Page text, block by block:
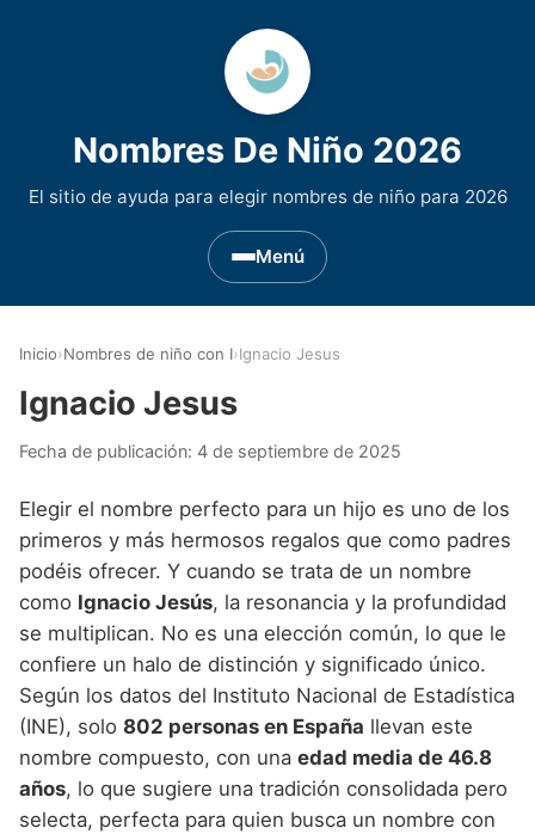
Nombres De Niño 2026
El sitio de ayuda para elegir nombres de niño para 2026
Menú
Nombres de niño que empiezan por D
Nombres de niño que empiezan por E
Nombres de niño que empiezan por F
Nombres de niño que empiezan por G
Nombres de niño que empiezan por H
Nombres de niño que empiezan por I
Nombres de niño que empiezan por J
Nombres de Niño Asturianos
Nombres de Niño Baleares
Nombres de Niño Canarios
Nombres de Niño Cantabros
Nombres de Niño Catalanes
Nombres de Niño Extremeños
Nombres de Niño Celtas
Nombres de Niño Egipcios
Nombres de Niño Griegos
Nombres de Niño Mitologicos
Nombres de Niño Romanos
Nombres de Niño Vikingos
Nombres de Niño Alemanes
Nombres de Niño Americanos
Nombres de Niño Arabes
Nombres de Niño Chinos
Nombres de Niño Franceses
Nombres de Niño Hispanoamericanos
Nombres de Niño Ingleses
Buscar
Inicio›Nombres de niño con I›Ignacio Jesus
Ignacio Jesus
Fecha de publicación: 4 de septiembre de 2025
Elegir el nombre perfecto para un hijo es uno de los
primeros y más hermosos regalos que como padres
podéis ofrecer. Y cuando se trata de un nombre
como Ignacio Jesús, la resonancia y la profundidad
se multiplican. No es una elección común, lo que le
confiere un halo de distinción y significado único.
Según los datos del Instituto Nacional de Estadística
(INE), solo 802 personas en España llevan este
nombre compuesto, con una edad media de 46.8
años, lo que sugiere una tradición consolidada pero
selecta, perfecta para quien busca un nombre con